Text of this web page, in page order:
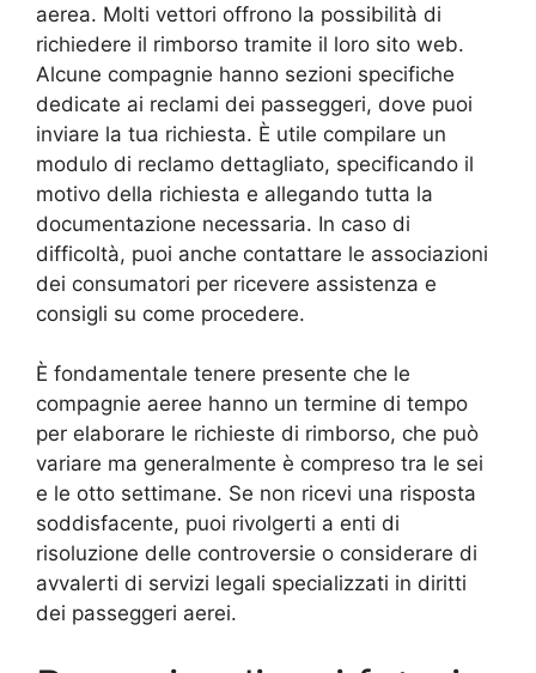
aerea. Molti vettori offrono la possibilità di
richiedere il rimborso tramite il loro sito web.
Alcune compagnie hanno sezioni specifiche
dedicate ai reclami dei passeggeri, dove puoi
inviare la tua richiesta. È utile compilare un
modulo di reclamo dettagliato, specificando il
motivo della richiesta e allegando tutta la
documentazione necessaria. In caso di
difficoltà, puoi anche contattare le associazioni
dei consumatori per ricevere assistenza e
consigli su come procedere.
È fondamentale tenere presente che le
compagnie aeree hanno un termine di tempo
per elaborare le richieste di rimborso, che può
variare ma generalmente è compreso tra le sei
e le otto settimane. Se non ricevi una risposta
soddisfacente, puoi rivolgerti a enti di
risoluzione delle controversie o considerare di
avvalerti di servizi legali specializzati in diritti
dei passeggeri aerei.